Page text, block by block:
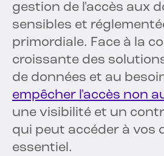
gestion de l'accès aux
sensibles et
primordiale. Face à la
croissante des
de données et au
empêcher l'accès non
une visibilité et un
qui peut accéder à vos
essentiel.